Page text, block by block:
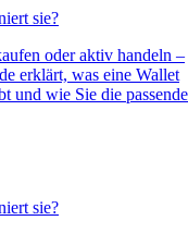
sie?
oder aktiv handeln –
erklärt, was eine Wallet
und wie Sie die passende
sie?